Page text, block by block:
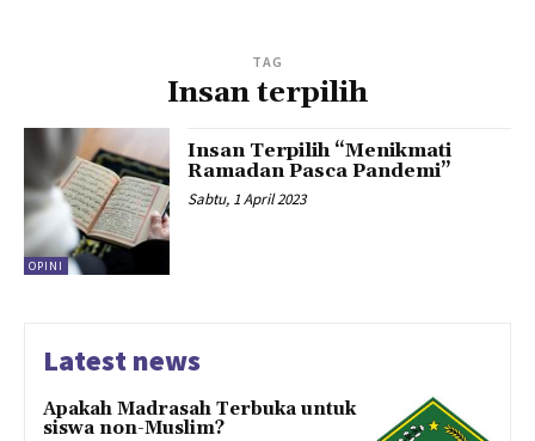
TAG
Insan terpilih
OPINI
Insan Terpilih “Menikmati
Ramadan Pasca Pandemi”
Sabtu, 1 April 2023
Latest news
Apakah Madrasah Terbuka untuk
siswa non-Muslim?